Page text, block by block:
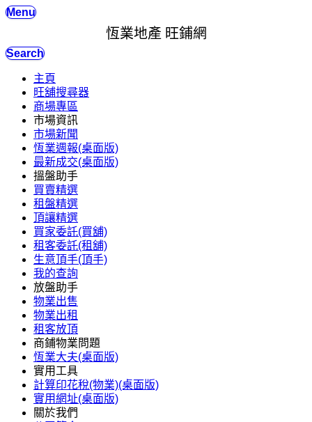
Menu
恆業地產 旺鋪網
Search
主頁
旺舖搜尋器
商場專區
市場資訊
市場新聞
恆業週報(桌面版)
最新成交(桌面版)
搵盤助手
買賣精選
租盤精選
頂讓精選
買家委託(買舖)
租客委託(租舖)
生意頂手(頂手)
我的查詢
放盤助手
物業出售
物業出租
租客放頂
商鋪物業問題
恆業大夫(桌面版)
實用工具
計算印花稅(物業)(桌面版)
實用網址(桌面版)
關於我們